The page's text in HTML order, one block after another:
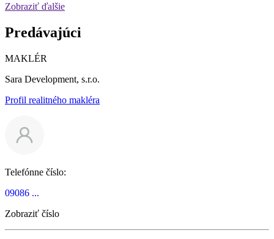
Zobraziť ďalšie
Predávajúci
MAKLÉR
Sara Development, s.r.o.
Profil realitného makléra
Telefónne číslo:
09086 ...
Zobraziť číslo